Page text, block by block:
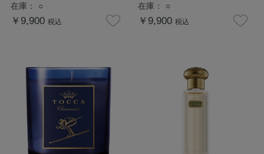
在庫： ○
￥9,900 税込
在庫： ○
￥9,900 税込